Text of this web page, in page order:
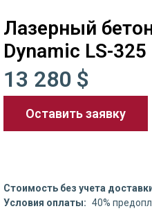
Лазерный
Dynamic LS-325
13 280 $
Оставить заявку
Стоимость без учета
Условия оплаты: 40%